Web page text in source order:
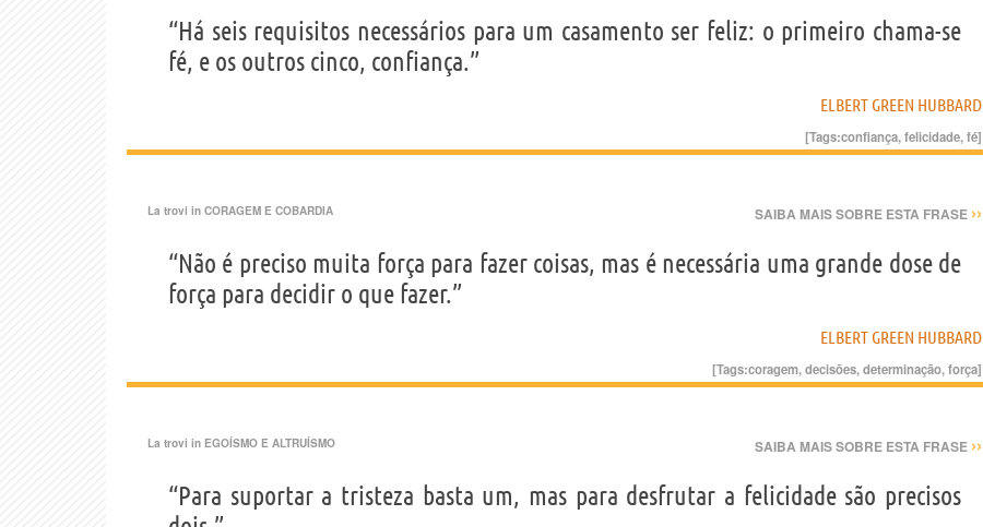
“Há seis requisitos necessários para um casamento ser feliz: o primeiro chama-se
fé, e os outros cinco, confiança.”
ELBERT GREEN HUBBARD
[Tags:confiança,felicidade,fé]
La trovi in CORAGEM E COBARDIA SAIBA MAIS SOBRE ESTA FRASE ››
“Não é preciso muita força para fazer coisas, mas é necessária uma grande dose de
força para decidir o que fazer.”
ELBERT GREEN HUBBARD
[Tags:coragem,decisões,determinação,força]
La trovi in EGOÍSMO E ALTRUÍSMO SAIBA MAIS SOBRE ESTA FRASE ››
“Para suportar a tristeza basta um, mas para desfrutar a felicidade são precisos